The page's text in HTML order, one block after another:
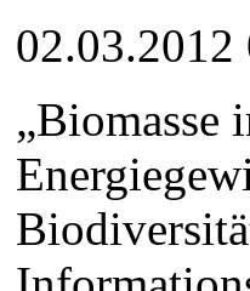
02.03.2012
„Biomasse